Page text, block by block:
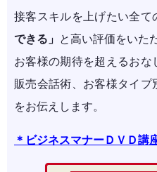
接客スキルを上げたい全て
できる」 と高い評価をいた
お客様の期待を超えるおな
販売会話術、お客様タイ
をお伝えします。
＊ビジネスマナーＤＶＤ講